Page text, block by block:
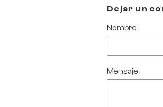
Dejar un
Nombre
Mensaje